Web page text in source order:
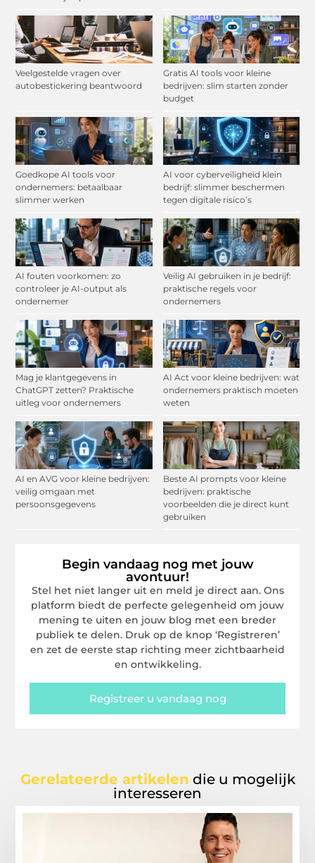
Veelgestelde vragen over
autobestickering beantwoord
Gratis AI tools voor kleine
bedrijven: slim starten zonder
budget
Goedkope AI tools voor
ondernemers: betaalbaar
slimmer werken
AI voor cyberveiligheid klein
bedrijf: slimmer beschermen
tegen digitale risico’s
AI fouten voorkomen: zo
controleer je AI-output als
ondernemer
Veilig AI gebruiken in je bedrijf:
praktische regels voor
ondernemers
Mag je klantgegevens in
ChatGPT zetten? Praktische
uitleg voor ondernemers
AI Act voor kleine bedrijven: wat
ondernemers praktisch moeten
weten
AI en AVG voor kleine bedrijven:
veilig omgaan met
persoonsgegevens
Beste AI prompts voor kleine
bedrijven: praktische
voorbeelden die je direct kunt
gebruiken
Begin vandaag nog met jouw
avontuur!
Stel het niet langer uit en meld je direct aan. Ons
platform biedt de perfecte gelegenheid om jouw
mening te uiten en jouw blog met een breder
publiek te delen. Druk op de knop ‘Registreren’
en zet de eerste stap richting meer zichtbaarheid
en ontwikkeling.
Registreer u vandaag nog
Gerelateerde artikelen die u mogelijk
interesseren